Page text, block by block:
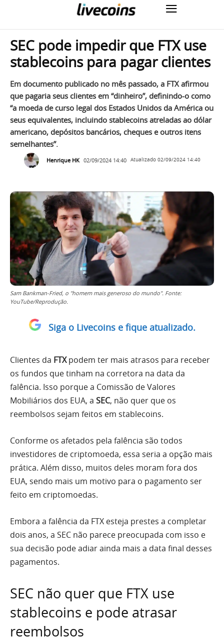
SEC pode impedir que FTX use
stablecoins para pagar clientes
Em documento publicado no mês passado, a FTX afirmou
que pagaria seus clientes em “dinheiro”, definindo-o como
“a moeda de curso legal dos Estados Unidos da América ou
seus equivalentes, incluindo stablecoins atreladas ao dólar
americano, depósitos bancários, cheques e outros itens
semelhantes”.
Henrique HK 02/09/2024 14:40 Atualizado 02/09/2024 14:40
Sam Bankman-Fried, o "homem mais generoso do mundo". Fonte:
YouTube/Reprodução.
Siga o Livecoins e fique atualizado.
Clientes da FTXpodem ter mais atrasos para receber
os fundos que tinham na corretora na data da
falência. Isso porque a Comissão de Valores
Mobiliários dos EUA, a SEC, não quer que os
reembolsos sejam feitos em stablecoins.
Conforme os afetados pela falência são todos
investidores de criptomoeda, essa seria a opção mais
prática. Além disso, muitos deles moram fora dos
EUA, sendo mais um motivo para o pagamento ser
feito em criptomoedas.
Embora a falência da FTX esteja prestes a completar
dois anos, a SEC não parece preocupada com isso e
sua decisão pode adiar ainda mais a data final desses
pagamentos.
SEC não quer que FTX use
stablecoins e pode atrasar
reembolsos